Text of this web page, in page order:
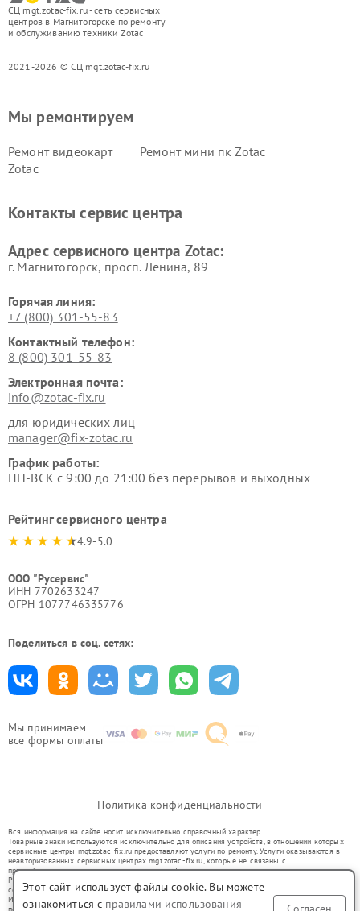
СЦ mgt.zotac-fix.ru - сеть сервисных
центров в Магнитогорске по ремонту
и обслуживанию техники Zotac
2021-2026 © СЦ mgt.zotac-fix.ru
Мы принимаем
все формы оплаты
Мы ремонтируем
Ремонт видеокарт
Zotac
Ремонт мини пк Zotac
Контакты сервис центра
Адрес сервисного центра Zotac:
г. Магнитогорск, просп. Ленина, 89
Горячая линия:
+7 (800) 301-55-83
Контактный телефон:
8 (800) 301-55-83
Электронная почта:
info@zotac-fix.ru
для юридических лиц
manager@fix-zotac.ru
График работы:
ПН-ВСК с 9:00 до 21:00 без перерывов и выходных
Рейтинг сервисного центра
4.9-5.0
ООО "Русервис"
ИНН 7702633247
ОГРН 1077746335776
Поделиться в соц. сетях:
Политика конфиденциальности
Вся информация на сайте носит исключительно справочный характер.
Товарные знаки используются исключительно для описания устройств, в отношении которых
сервисные центры mgt.zotac-fix.ru предоставляют услуги по ремонту. Услуги оказываются в
неавторизованных сервисных центрах mgt.zotac-fix.ru, которые не связаны с
правообладателями товарных знаков или их официальными представителями.
Ремонт осуществляется для устройств, уже введенных в гражданский оборот в соответствии
со статьей 1487 ГК РФ.
Использование товарных знаков не преследует цели индивидуализации услуг или введения
Этот сайт использует файлы cookie. Вы можете
ознакомиться с правилами использования